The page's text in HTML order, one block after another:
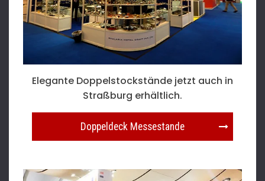
Elegante Doppelstockstände jetzt auch in
Straßburg erhältlich.
Doppeldeck Messestande